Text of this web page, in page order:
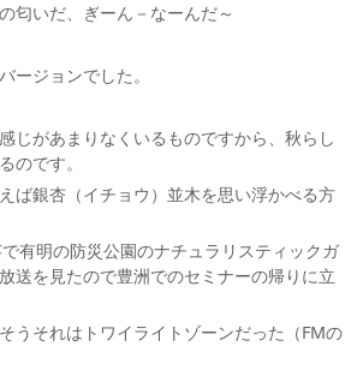
匂いだ、ぎーん－なーんだ～
ージョンでした。
じがあまりなくいるものですから、秋らし
のです。
ば銀杏（イチョウ）並木を思い浮かべる方
有明の防災公園のナチュラリスティックガ
送を見たので豊洲でのセミナーの帰りに立
うそれはトワイライトゾーンだった（FMの